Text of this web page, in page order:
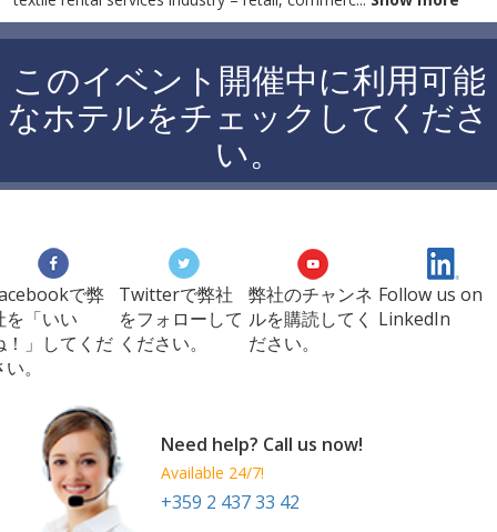
このイベント開催中に利用可能
なホテルをチェックしてくださ
い。
で弊
を「いい
！」してくだ
。
Twitterで弊社
をフォローして
ください。
弊社のチャンネ
ルを購読してく
ださい。
Follow us on
LinkedIn
Need help? Call us now!
Available 24/7!
+359 2 437 33 42